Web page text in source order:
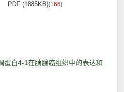
PDF (1885KB)(166)
蛋白4-1在胰腺癌组织中的表达和